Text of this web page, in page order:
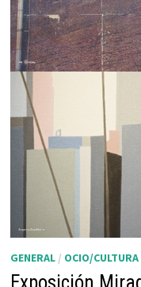
GENERAL/ OCIO/CULTURA